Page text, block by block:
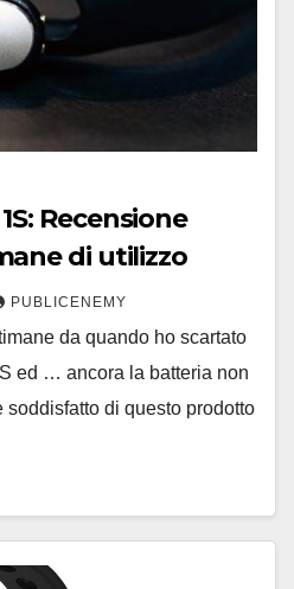
Recensione
di utilizzo
PUBLICENEMY
da quando ho scartato
ed … ancora la batteria non
soddisfatto di questo prodotto